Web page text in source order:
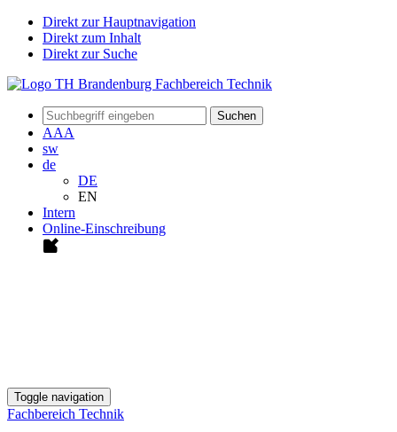
Direkt zur Hauptnavigation
Direkt zum Inhalt
Direkt zur Suche
Suchen
AAA
sw
de
DE
EN
Intern
Online-Einschreibung
Toggle navigation
Fachbereich Technik